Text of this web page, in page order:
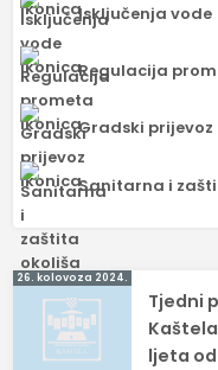
Isključenja vode
Regulacija
Gradski prijevoz
Sanitarna i
Navigacija
objava
26. kolovoza 2024.
Tjedni
ljeta od